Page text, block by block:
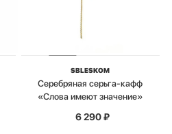
SBLESKOM
Серебряная серьга-кафф
«Слова имеют значение»
6 290₽